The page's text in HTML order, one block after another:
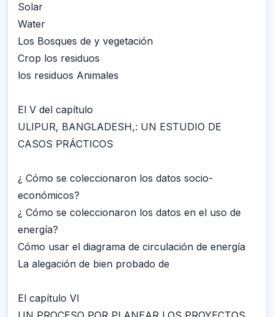
Solar
Water
Los Bosques de y vegetación
Crop los residuos
los residuos Animales
El V del capítulo
ULIPUR, BANGLADESH,: UN ESTUDIO DE
CASOS PRÁCTICOS
¿ Cómo se coleccionaron los datos socio-
económicos?
¿ Cómo se coleccionaron los datos en el uso de
energía?
Cómo usar el diagrama de circulación de energía
La alegación de bien probado de
El capítulo VI